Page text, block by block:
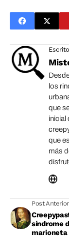
los
que
inicial
que
más
Post Anterior
síndrome
marioneta